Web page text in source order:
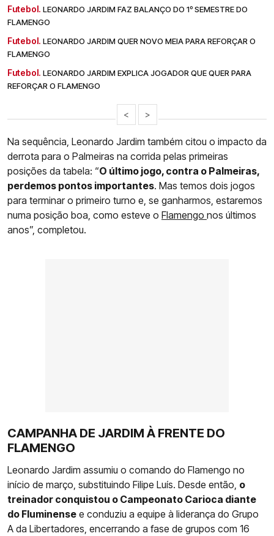
Futebol. LEONARDO JARDIM FAZ BALANÇO DO 1º SEMESTRE DO
FLAMENGO
Futebol. LEONARDO JARDIM QUER NOVO MEIA PARA REFORÇAR O
FLAMENGO
Futebol. LEONARDO JARDIM EXPLICA JOGADOR QUE QUER PARA
REFORÇAR O FLAMENGO
< >
Na sequência, Leonardo Jardim também citou o impacto da
derrota para o Palmeiras na corrida pelas primeiras
posições da tabela: “O último jogo, contra o Palmeiras,
perdemos pontos importantes. Mas temos dois jogos
para terminar o primeiro turno e, se ganharmos, estaremos
numa posição boa, como esteve o Flamengo nos últimos
anos”, completou.
CAMPANHA DE JARDIM À FRENTE DO
FLAMENGO
Leonardo Jardim assumiu o comando do Flamengo no
início de março, substituindo Filipe Luís. Desde então, o
treinador conquistou o Campeonato Carioca diante
do Fluminense e conduziu a equipe à liderança do Grupo
A da Libertadores, encerrando a fase de grupos com 16